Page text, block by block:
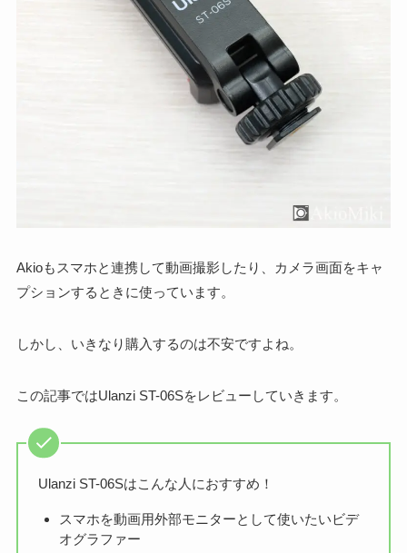
Akioもスマホと連携して動画撮影したり、カメラ画面をキャ
プションするときに使っています。
しかし、いきなり購入するのは不安ですよね。
この記事ではUlanzi ST-06Sをレビューしていきます。
Ulanzi ST-06Sはこんな人におすすめ！
スマホを動画用外部モニターとして使いたいビデ
オグラファー